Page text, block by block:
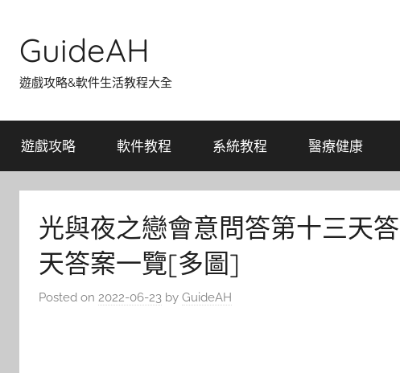
content
GuideAH
遊戲攻略&軟件生活教程大全
遊戲攻略 軟件教程 系統教程 醫療健康
光與夜之戀會意問答第十三天
天答案一覽[多圖]
Posted on 2022-06-23 by GuideAH